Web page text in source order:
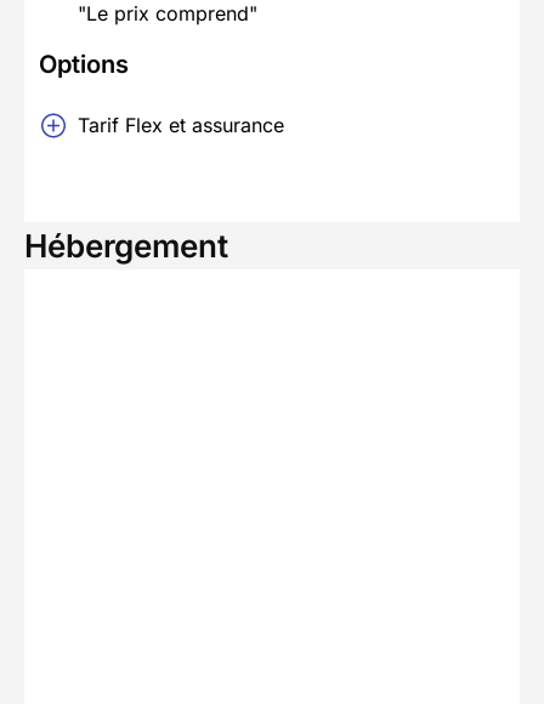
"Le prix comprend"
Options
Tarif Flex et assurance
Hébergement